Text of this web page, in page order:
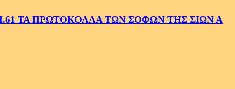
ΤΑ ΠΡΩΤΟΚΟΛΛΑ ΤΩΝ ΣΟΦΩΝ ΤΗΣ ΣΙΩΝ Α